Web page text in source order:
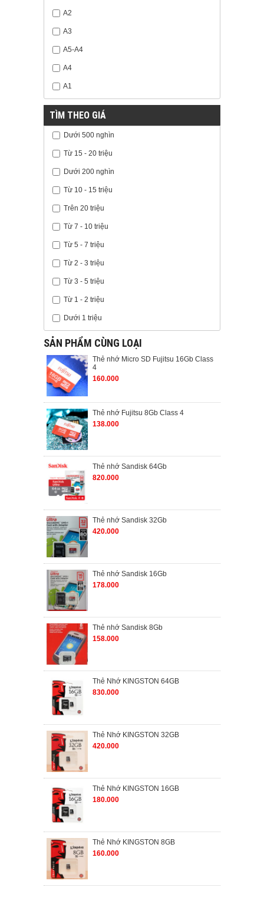
A2
A3
A5-A4
A4
A1
TÌM THEO GIÁ
Dưới 500 nghìn
Từ 15 - 20 triệu
Dưới 200 nghìn
Từ 10 - 15 triệu
Trên 20 triệu
Từ 7 - 10 triệu
Từ 5 - 7 triệu
Từ 2 - 3 triệu
Từ 3 - 5 triệu
Từ 1 - 2 triệu
Dưới 1 triệu
SẢN PHẨM CÙNG LOẠI
Thẻ nhớ Micro SD Fujitsu 16Gb Class
4
160.000
Thẻ nhớ Fujitsu 8Gb Class 4
138.000
Thẻ nhớ Sandisk 64Gb
820.000
Thẻ nhớ Sandisk 32Gb
420.000
Thẻ nhớ Sandisk 16Gb
178.000
Thẻ nhớ Sandisk 8Gb
158.000
Thẻ Nhớ KINGSTON 64GB
830.000
Thẻ Nhớ KINGSTON 32GB
420.000
Thẻ Nhớ KINGSTON 16GB
180.000
Thẻ Nhớ KINGSTON 8GB
160.000